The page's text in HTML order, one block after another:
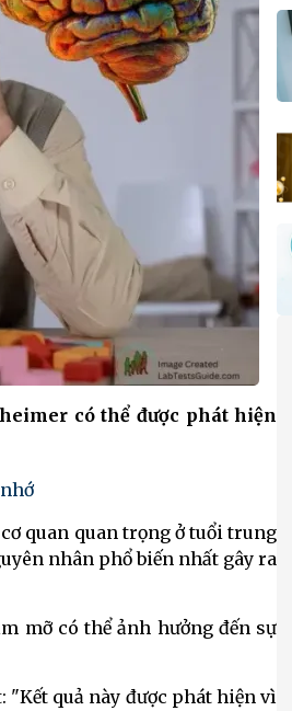
có thể được phát hiện
quan quan trọng ở tuổi trung
nhân phổ biến nhất gây ra
mỡ có thể ảnh hưởng đến sự
quả này được phát hiện vì